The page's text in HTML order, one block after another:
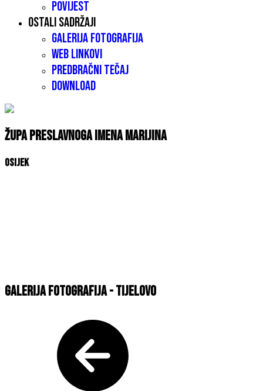
Povijest
Ostali sadržaji
Galerija fotografija
Web linkovi
Predbračni tečaj
Download
Župa Preslavnoga Imena Marijina
Osijek
Galerija fotografija - Tijelovo